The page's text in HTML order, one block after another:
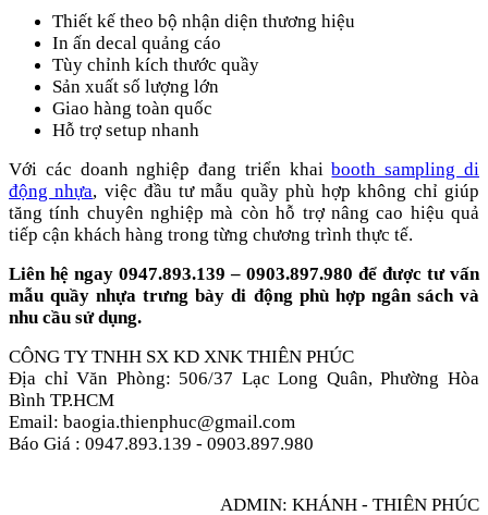
Thiết kế theo bộ nhận diện thương hiệu
In ấn decal quảng cáo
Tùy chỉnh kích thước quầy
Sản xuất số lượng lớn
Giao hàng toàn quốc
Hỗ trợ setup nhanh
Với các doanh nghiệp đang triển khaibooth sampling di
động nhựa, việc đầu tư mẫu quầy phù hợp không chỉ giúp
tăng tính chuyên nghiệp mà còn hỗ trợ nâng cao hiệu quả
tiếp cận khách hàng trong từng chương trình thực tế.
Liên hệ ngay 0947.893.139 – 0903.897.980 để được tư vấn
mẫu quầy nhựa trưng bày di động phù hợp ngân sách và
nhu cầu sử dụng.
CÔNG TY TNHH SX KD XNK THIÊN PHÚC
Địa chỉ Văn Phòng: 506/37 Lạc Long Quân, Phường Hòa
Bình TP.HCM
Email: baogia.thienphuc@gmail.com
Báo Giá : 0947.893.139 - 0903.897.980
ADMIN: KHÁNH - THIÊN PHÚC